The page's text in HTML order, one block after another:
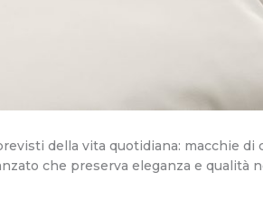
della vita quotidiana: macchie
che preserva eleganza e qualità